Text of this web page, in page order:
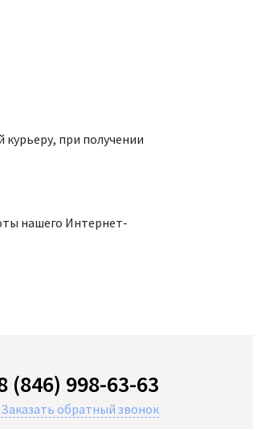
при получении
нашего Интернет-
(846) 998-63-63
Заказать обратный звонок